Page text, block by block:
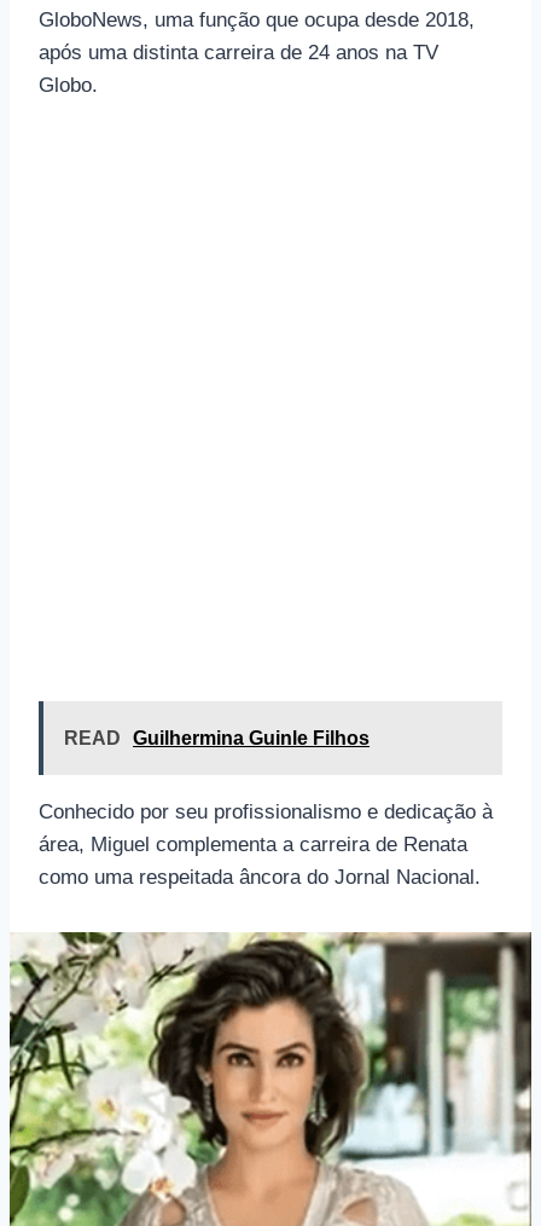
GloboNews, uma função que ocupa desde 2018,
após uma distinta carreira de 24 anos na TV
Globo.
READ Guilhermina Guinle Filhos
Conhecido por seu profissionalismo e dedicação à
área, Miguel complementa a carreira de Renata
como uma respeitada âncora do Jornal Nacional.